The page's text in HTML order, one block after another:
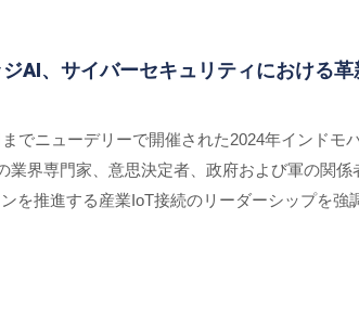
AI、サイバーセキュリティにおける革
でニューデリーで開催された2024年インド
業界専門家、意思決定者、政府および軍の関
を推進する産業IoT接続のリーダーシップを